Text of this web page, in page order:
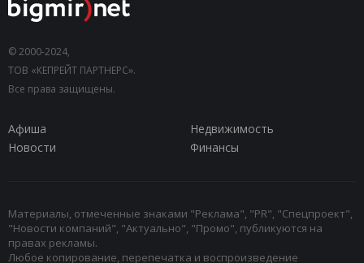
© 2000-2024,
ТОВ «КЕПРЕЙТ ПАРТНЕРС».
Все права защищены.
Афиша
Недвижимость
Новости
Финансы
Материалы, отмеченные знаками "Реклама", "PR", "Спецпроект",
"Новости компаний", "Актуально", "Промо", публикуются на
правах рекламы.
Любое копирование, перепечатка и воспроизведение